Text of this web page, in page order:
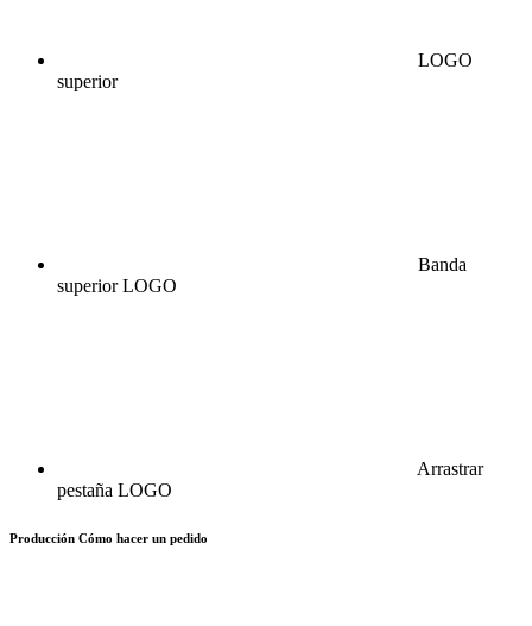
LOGO
superior
Banda
superior LOGO
Arrastrar
pestaña LOGO
Producción Cómo hacer un pedido